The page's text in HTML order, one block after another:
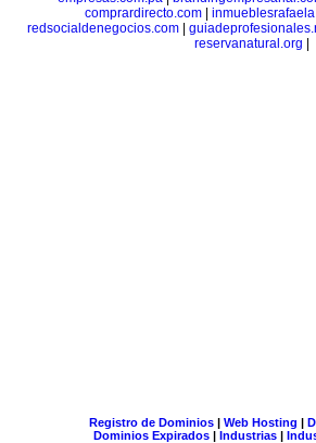
comprardirecto.com
redsocialdenegocios.com|
reservanatural.org
Registro de Dominios| Web Hosting |
Dominios Expirados | Industrias |